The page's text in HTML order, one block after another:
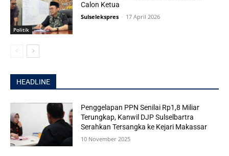
Politik
Calon Ketua
Sulselekspres - 17 April 2026
HEADLINE
Penggelapan PPN Senilai Rp1,8 Miliar
Terungkap, Kanwil DJP Sulselbartra
Serahkan Tersangka ke Kejari Makassar
10 November 2025